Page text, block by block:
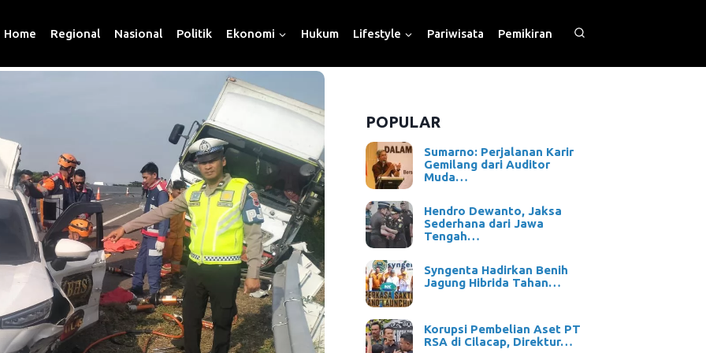
Home Regional Nasional Politik Ekonomi Hukum Lifestyle Pariwisata Pemikiran
POPULAR
Sumarno: Perjalanan Karir
Gemilang dari Auditor
Muda…
Hendro Dewanto, Jaksa
Sederhana dari Jawa
Tengah…
Syngenta Hadirkan Benih
Jagung Hibrida Tahan…
Korupsi Pembelian Aset PT
RSA di Cilacap, Direktur…